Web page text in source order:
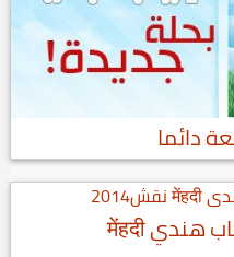
دائما
صور نقش حناء خليجي خضاب هندي मेंहदी